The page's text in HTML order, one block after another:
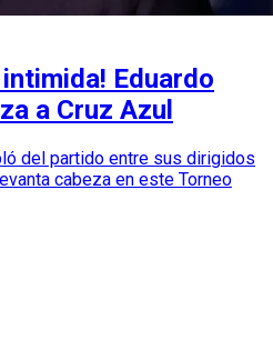
Eduardo
a Cruz Azul
del partido entre sus dirigidos
cabeza en este Torneo